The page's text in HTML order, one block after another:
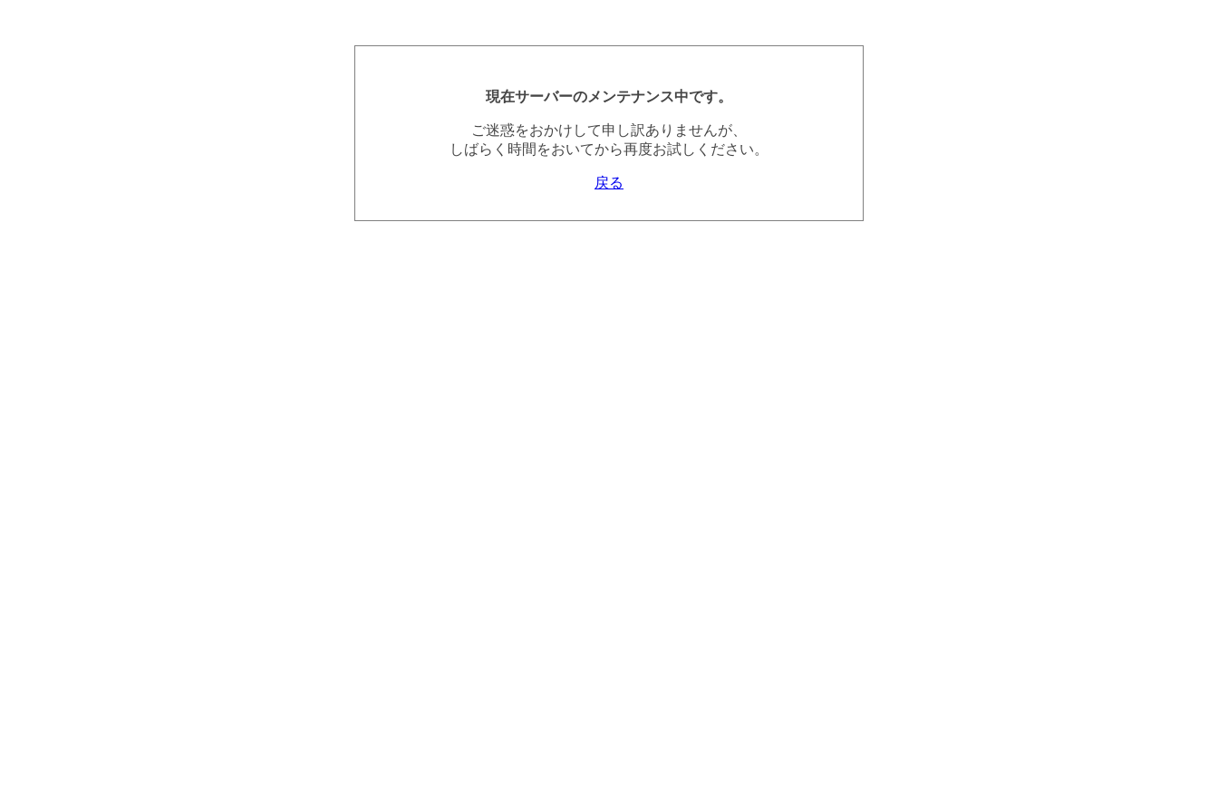
現在サーバーのメンテナンス中です。
ご迷惑をおかけして申し訳ありませんが、
しばらく時間をおいてから再度お試しください。
戻る